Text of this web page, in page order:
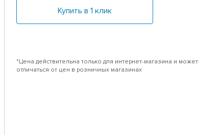
Купить в 1 клик
*Цена действительна только для интернет-магазина и может
отличаться от цен в розничных магазинах